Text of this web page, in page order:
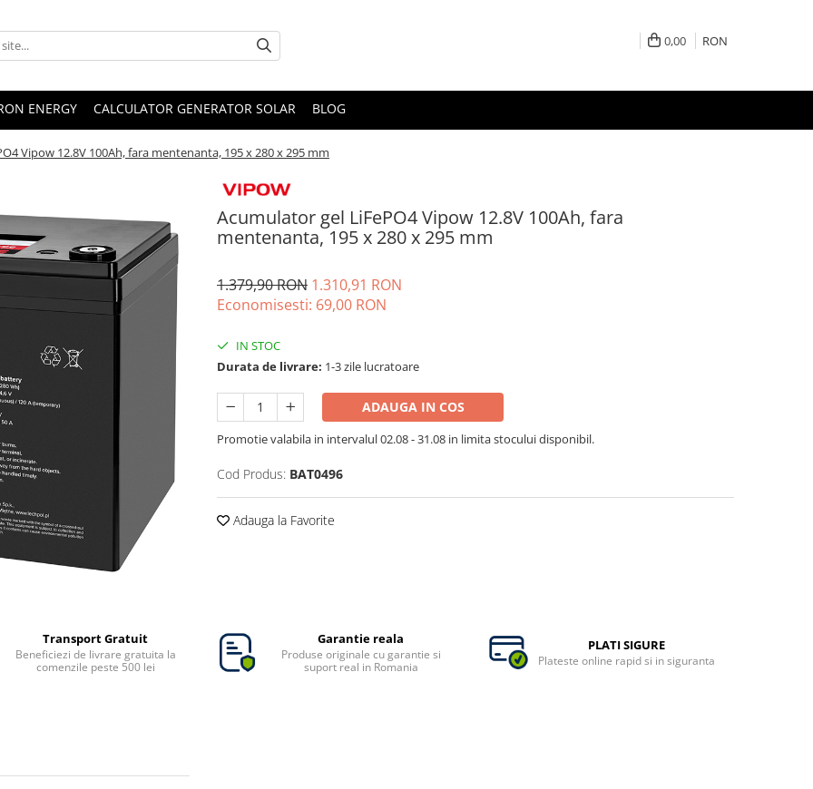
0,00 RON
ENERGY CALCULATOR GENERATOR SOLAR BLOG
Vipow 12.8V 100Ah, fara mentenanta, 195 x 280 x 295 mm
Acumulator gel LiFePO4 Vipow 12.8V 100Ah, fara
mentenanta, 195 x 280 x 295 mm
1.379,90 RON 1.310,91 RON
Economisesti: 69,00 RON
IN STOC
Durata de livrare: 1-3 zile lucratoare
ADAUGA IN COS
Promotie valabila in intervalul 02.08 - 31.08 in limita stocului disponibil.
Cod Produs: BAT0496
Adauga la Favorite
Transport Gratuit
Beneficiezi de livrare gratuita la
comenzile peste 500 lei
Garantie reala
Produse originale cu garantie si
suport real in Romania
PLATI SIGURE
Plateste online rapid si in siguranta